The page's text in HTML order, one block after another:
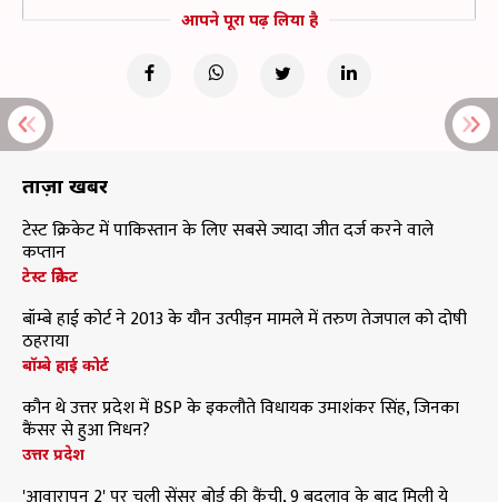
आपने पूरा पढ़ लिया है
ताज़ा खबरें
टेस्ट क्रिकेट में पाकिस्तान के लिए सबसे ज्यादा जीत दर्ज करने वाले
कप्तान
टेस्ट क्रिकेट
बॉम्बे हाई कोर्ट ने 2013 के यौन उत्पीड़न मामले में तरुण तेजपाल को दोषी
ठहराया
बॉम्बे हाई कोर्ट
कौन थे उत्तर प्रदेश में BSP के इकलौते विधायक उमाशंकर सिंह, जिनका
कैंसर से हुआ निधन?
उत्तर प्रदेश